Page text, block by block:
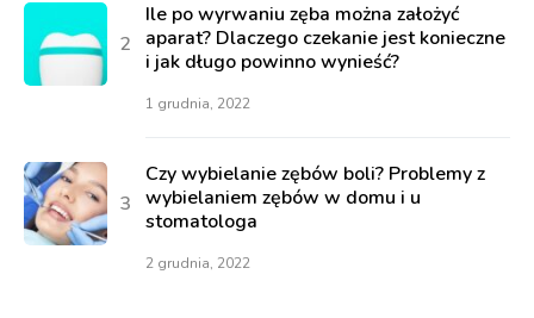
Ile po wyrwaniu zęba można założyć
aparat? Dlaczego czekanie jest konieczne
i jak długo powinno wynieść?
1 grudnia, 2022
Czy wybielanie zębów boli? Problemy z
wybielaniem zębów w domu i u
stomatologa
2 grudnia, 2022